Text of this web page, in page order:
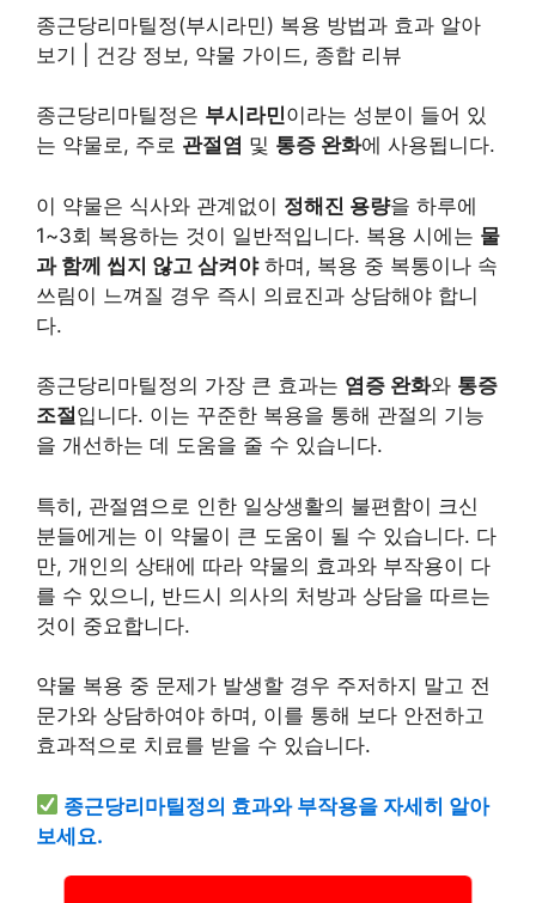
종근당리마틸정(부시라민) 복용 방법과 효과 알아
보기 | 건강 정보, 약물 가이드, 종합 리뷰
종근당리마틸정은 부시라민이라는 성분이 들어 있
는 약물로, 주로 관절염 및 통증 완화에 사용됩니다.
이 약물은 식사와 관계없이 정해진 용량을 하루에
1~3회 복용하는 것이 일반적입니다. 복용 시에는 물
과 함께 씹지 않고 삼켜야하며, 복용 중 복통이나 속
쓰림이 느껴질 경우 즉시 의료진과 상담해야 합니
다.
종근당리마틸정의 가장 큰 효과는 염증 완화와 통증
조절입니다. 이는 꾸준한 복용을 통해 관절의 기능
을 개선하는 데 도움을 줄 수 있습니다.
특히, 관절염으로 인한 일상생활의 불편함이 크신
분들에게는 이 약물이 큰 도움이 될 수 있습니다. 다
만, 개인의 상태에 따라 약물의 효과와 부작용이 다
를 수 있으니, 반드시 의사의 처방과 상담을 따르는
것이 중요합니다.
약물 복용 중 문제가 발생할 경우 주저하지 말고 전
문가와 상담하여야 하며, 이를 통해 보다 안전하고
효과적으로 치료를 받을 수 있습니다.
종근당리마틸정의 효과와 부작용을 자세히 알아
보세요.